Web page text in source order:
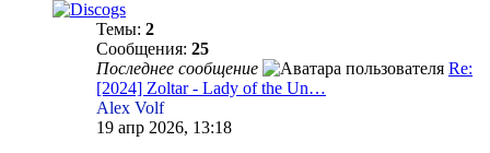
Темы: 2
Сообщения: 25
Последнее сообщение
Re:
[2024] Zoltar - Lady of the Un…
Alex Volf
19 апр 2026, 13:18